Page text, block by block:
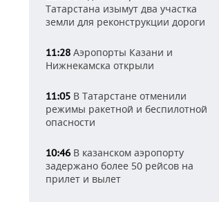
Татарстана изымут два участка
земли для реконструкции дороги
11:28 Аэропорты Казани и
Нижнекамска открыли
11:05 В Татарстане отменили
режимы ракетной и беспилотной
опасности
10:46 В казанском аэропорту
задержано более 50 рейсов на
прилет и вылет